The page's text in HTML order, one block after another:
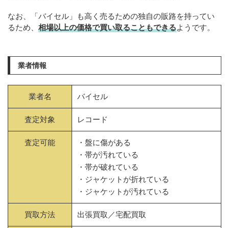
なお、「バイセル」も高く売るための独自の販路を持ってい
るため、 相場以上の価格で買い取ることもできるようです。
業者情報
業者名 バイセル
査定対象 レコード
査定可能
・盤に傷がある
・帯が汚れている
・帯が破れている
・ジャケットが折れている
・ジャケットが汚れている
買取方法 出張買取／宅配買取